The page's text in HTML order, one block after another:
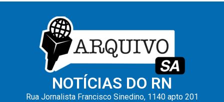
NOTÍCIAS DO RN
Rua Jornalista Francisco Sinedino, 1140 apto 201